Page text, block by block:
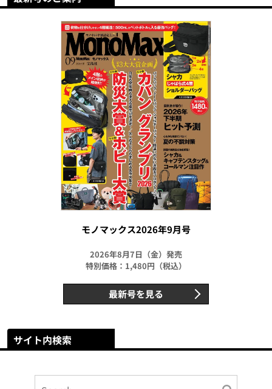
モノマックス2026年9月号
2026年8月7日（金）発売
特別価格：1,480円（税込）
最新号を見る
サイト内検索